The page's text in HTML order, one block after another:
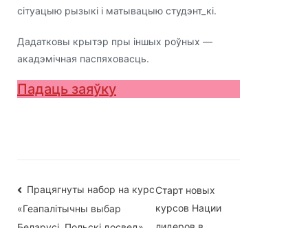
сітуацыю рызыкі і матывацыю студэнт_кі.
Дадатковы крытэр пры іншых роўных —
акадэмічная паспяховасць.
Падаць заяўку
Навігацыя
па
Працягнуты набор на курс
«Геапалітычны выбар
Старт новых
курсов Нации